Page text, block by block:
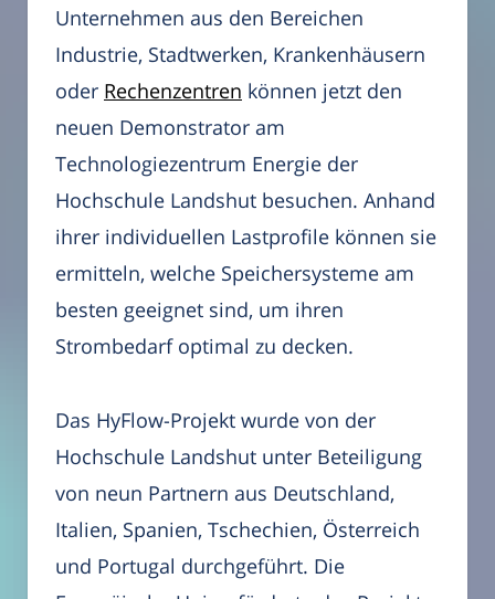
Unternehmen aus den Bereichen
Industrie, Stadtwerken, Krankenhäusern
oder Rechenzentren können jetzt den
neuen Demonstrator am
Technologiezentrum Energie der
Hochschule Landshut besuchen. Anhand
ihrer individuellen Lastprofile können sie
ermitteln, welche Speichersysteme am
besten geeignet sind, um ihren
Strombedarf optimal zu decken.
Das HyFlow-Projekt wurde von der
Hochschule Landshut unter Beteiligung
von neun Partnern aus Deutschland,
Italien, Spanien, Tschechien, Österreich
und Portugal durchgeführt. Die